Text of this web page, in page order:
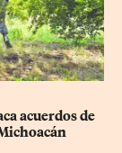
acuerdos de